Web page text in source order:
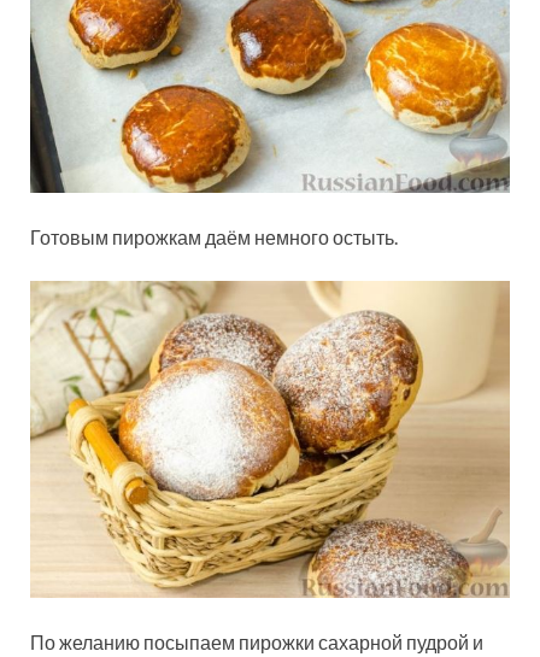
Готовым пирожкам даём немного остыть.
По желанию посыпаем пирожки сахарной пудрой и